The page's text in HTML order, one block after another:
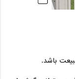
باشد.